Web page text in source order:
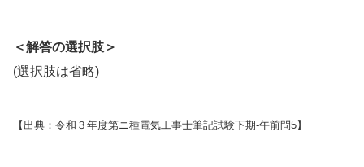
＜解答の選択肢＞
(選択肢は省略)
【出典：令和３年度第ニ種電気工事士筆記試験下期-午前問5】